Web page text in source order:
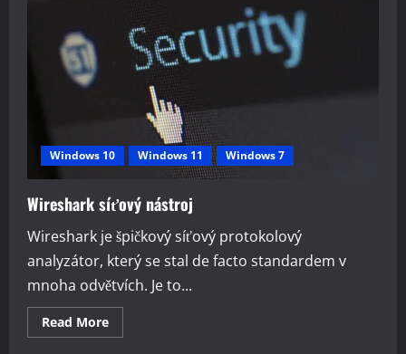
Efektivity
Windows 10 Windows 11 Windows 7
Wireshark síťový nástroj
Wireshark je špičkový síťový protokolový
analyzátor, který se stal de facto standardem v
mnoha odvětvích. Je to...
Read MoreRead
more